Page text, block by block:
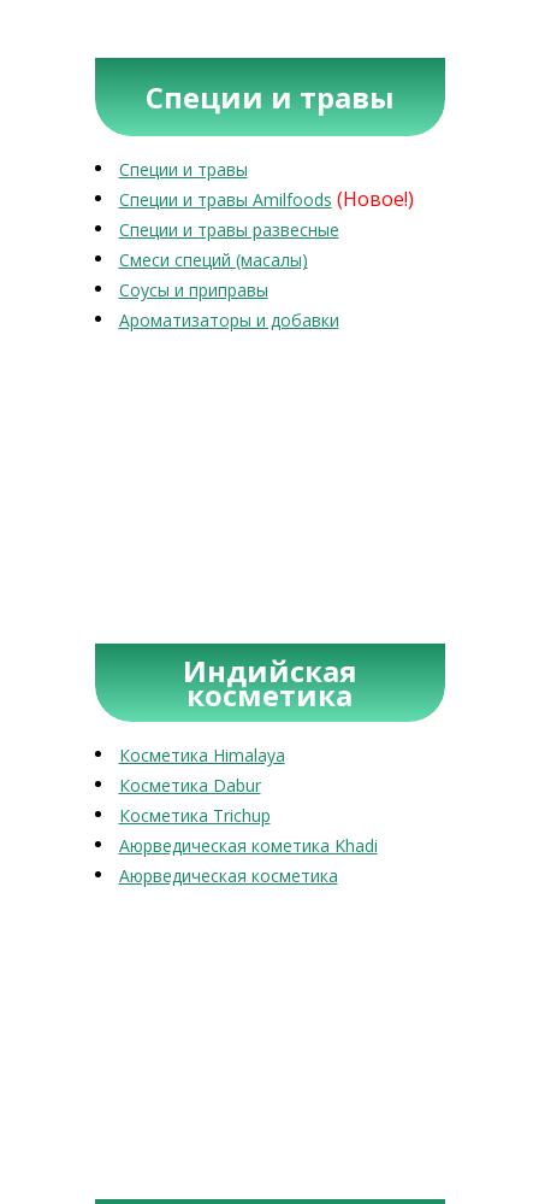
Специи и травы
Специи и травы
Специи и травы Amilfoods (Новое!)
Специи и травы развесные
Смеси специй (масалы)
Соусы и приправы
Ароматизаторы и добавки
Индийская
косметика
Косметика Himalaya
Косметика Dabur
Косметика Trichup
Аюрведическая кометика Khadi
Аюрведическая косметика